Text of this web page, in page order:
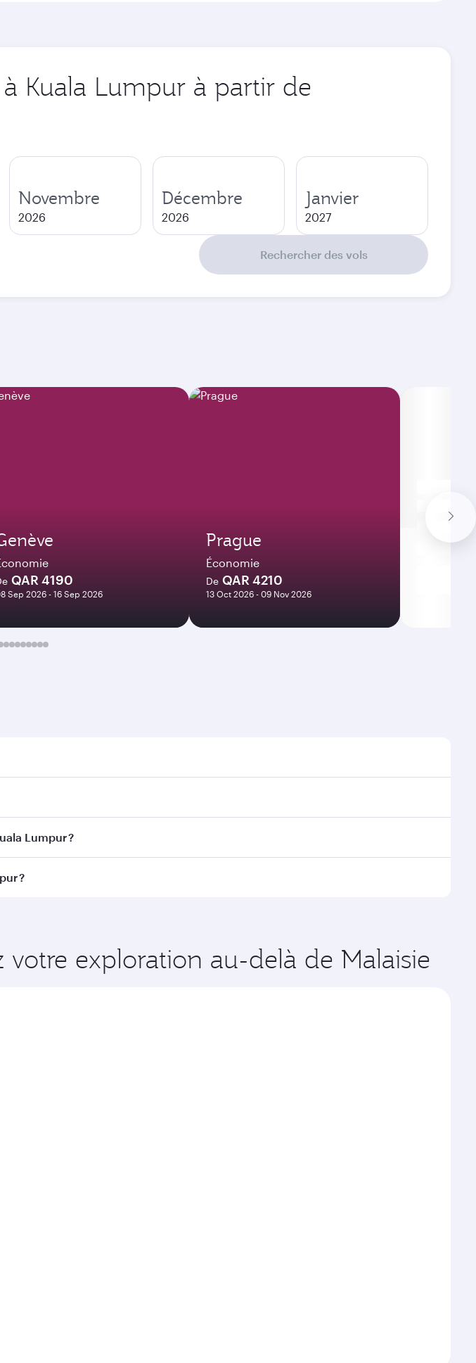
Kuala Lumpur à partir de
Novembre
2026
Décembre
2026
Janvier
2027
Rechercher des vols
QAR 4190
Sep 2026 - 16 Sep 2026
Prague
Économie
De QAR 4210
13 Oct 2026 - 09 Nov 2026
notre page d'accueil pour trouver les horaires et la fréquence des vols.
plus de 150 destinations via Doha, avec des correspondances fluides et
Lumpur ?
opérant le vol. Sur les vols opérés par Qatar Airways, vous pouvez
?
votre exploration au-delà de Malaisie